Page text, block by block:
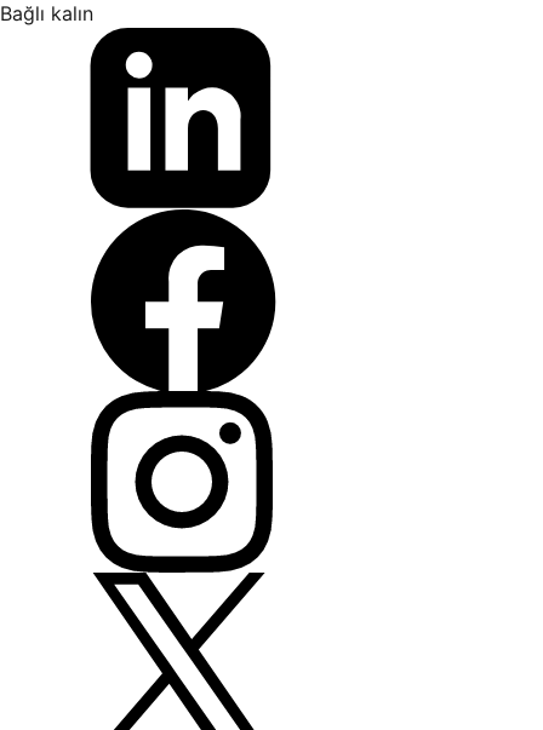
Bağlı kalın